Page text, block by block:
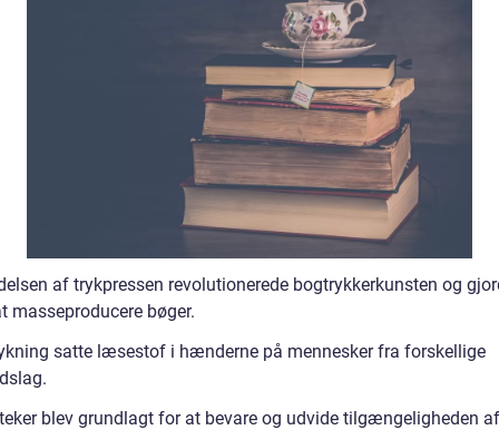
af trykpressen revolutionerede bogtrykkerkunsten og
masseproducere bøger.
satte læsestof i hænderne på mennesker fra forskellige
blev grundlagt for at bevare og udvide tilgængeligheden